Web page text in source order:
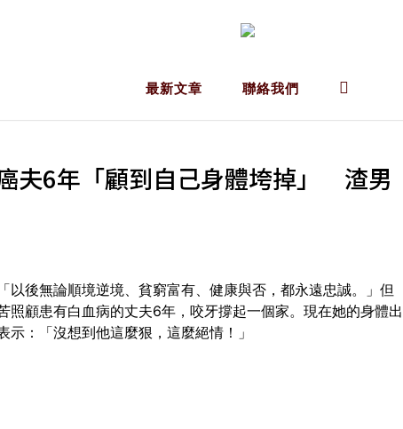
最新文章 聯絡我們
夫6年「顧到自己身體垮掉」 渣男
以後無論順境逆境、貧窮富有、健康與否，都永遠忠誠。」但
照顧患有白血病的丈夫6年，咬牙撐起一個家。現在她的身體出
：「沒想到他這麼狠，這麼絕情！」